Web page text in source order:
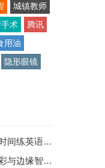
城镇教师
术
腾讯
用油
隐形眼镜
英语口语？
算方案解析